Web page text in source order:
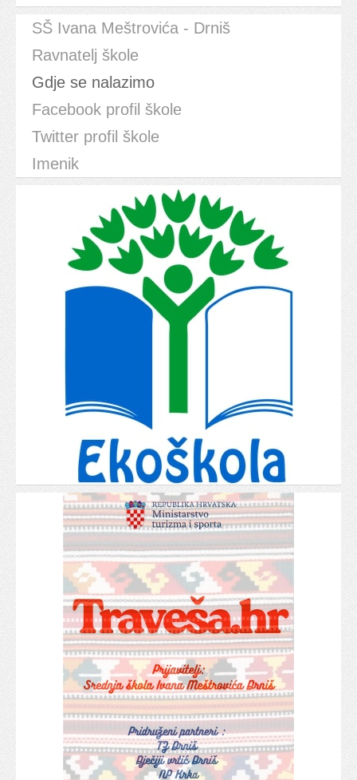
SŠ Ivana Meštrovića - Drniš
Ravnatelj škole
Gdje se nalazimo
Facebook profil škole
Twitter profil škole
Imenik